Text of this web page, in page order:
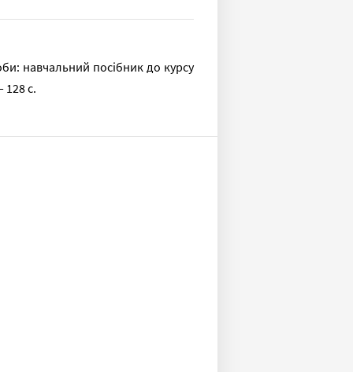
навчальний посібник до курсу
128 с.